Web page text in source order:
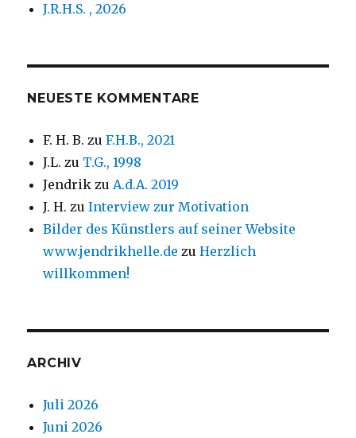
J.R.H.S. , 2026
NEUESTE KOMMENTARE
F. H. B. zuF.H.B., 2021
J.L. zu T.G., 1998
Jendrik zuA.d.A. 2019
J. H. zuInterview zur Motivation
Bilder des Künstlers auf seiner Website
www.jendrikhelle.de zuHerzlich
willkommen!
ARCHIV
Juli 2026
Juni 2026